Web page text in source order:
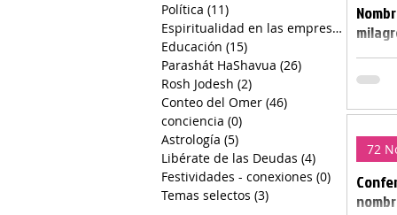
Política (11)
Espiritualidad en las empresas
(7)7
Educación (15)
Parashát HaShavua (26)
Rosh Jodesh (2)
Conteo del Omer (46)
conciencia (0)
Astrología (5)
Libérate de las Deudas (4) 4 entradas
Festividades - conexiones (0) 0 entradas
Temas selectos (3)
Con
en mi
72